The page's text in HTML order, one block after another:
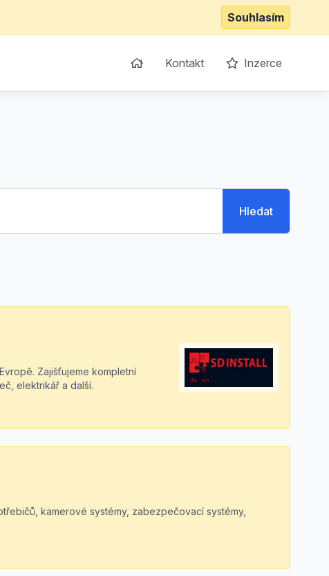
Souhlasím
Kontakt Inzerce
Hledat
Zajišťujeme kompletní
elektrikář a další.
kamerové systémy, zabezpečovací systémy,